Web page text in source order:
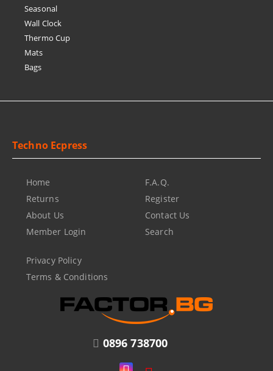
Seasonal
Wall Clock
Thermo Cup
Mats
Bags
0896 738700
Techno Ecpress
Home
Returns
About Us
Member Login
F.A.Q.
Register
Contact Us
Search
Privacy Policy
Terms & Conditions